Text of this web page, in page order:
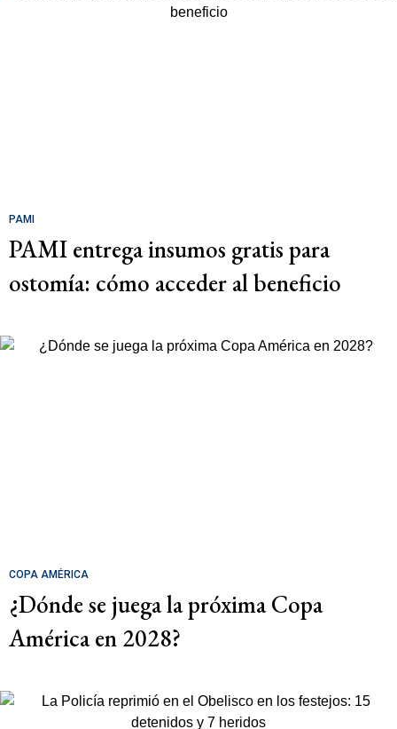
PAMI
PAMI entrega insumos gratis para
ostomía: cómo acceder al beneficio
COPA AMÉRICA
¿Dónde se juega la próxima Copa
América en 2028?